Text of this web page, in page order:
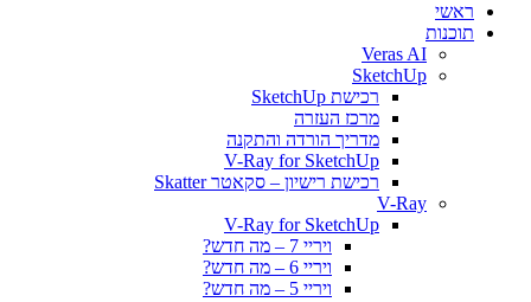
ראשי
תוכנות
Veras AI
SketchUp
רכישת SketchUp
מרכז העזרה
מדריך הורדה והתקנה
V-Ray for SketchUp
רכישת רישיון – סקאטר Skatter
V-Ray
V-Ray for SketchUp
ויריי 7 – מה חדש?
ויריי 6 – מה חדש?
ויריי 5 – מה חדש?